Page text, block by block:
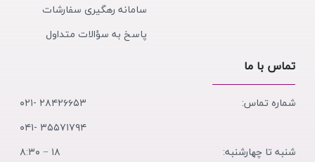
سامانه رهگیری سفارشات
پاسخ به سؤالات متداول
تماس با ما
شماره تماس:
۲۸۴۲۶۶۵۳ -۰۲۱
۳۵۵۷۱۷۹۴ -۰۴۱
شنبه تا چهارشنبه:
۱۸ − ۸:۳۰